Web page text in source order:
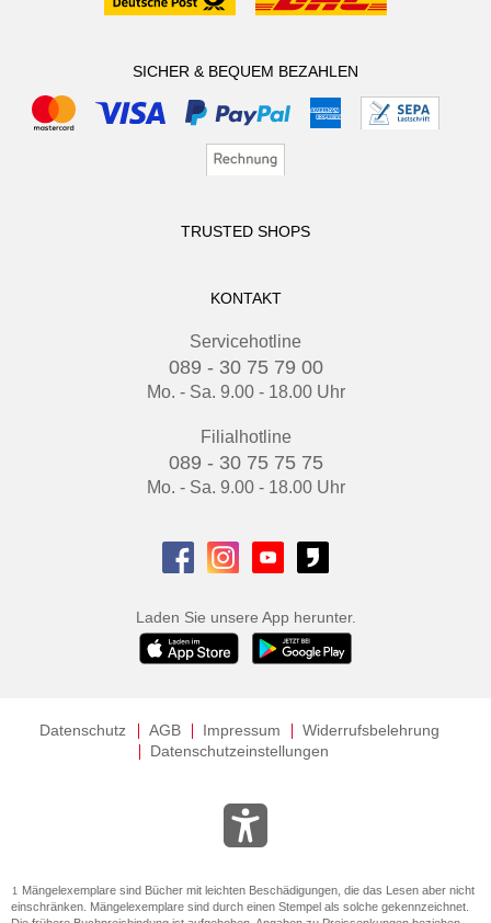
SICHER & BEQUEM BEZAHLEN
TRUSTED SHOPS
KONTAKT
Servicehotline
089 - 30 75 79 00
Mo. - Sa. 9.00 - 18.00 Uhr
Filialhotline
089 - 30 75 75 75
Mo. - Sa. 9.00 - 18.00 Uhr
Laden Sie unsere App herunter.
Datenschutz AGB Impressum
Widerrufsbelehrung
Datenschutzeinstellungen
1 Mängelexemplare sind Bücher mit leichten Beschädigungen, die das Lesen aber nicht
einschränken. Mängelexemplare sind durch einen Stempel als solche gekennzeichnet.